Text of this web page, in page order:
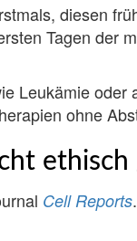
diesen
Tagen der
Leukämie
ohne
Cell Reports